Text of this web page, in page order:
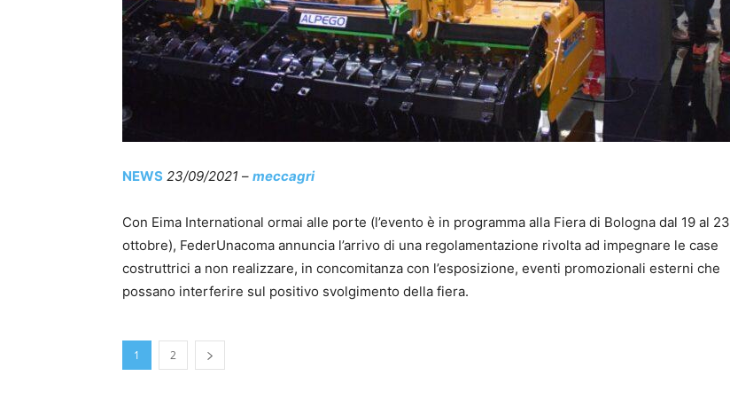
NEWS 23/09/2021 – meccagri
Con Eima International ormai alle porte (l’evento è in programma alla Fiera di Bologna dal 19 al 23
ottobre), FederUnacoma annuncia l’arrivo di una regolamentazione rivolta ad impegnare le case
costruttrici a non realizzare, in concomitanza con l’esposizione, eventi promozionali esterni che
possano interferire sul positivo svolgimento della fiera.
1 2